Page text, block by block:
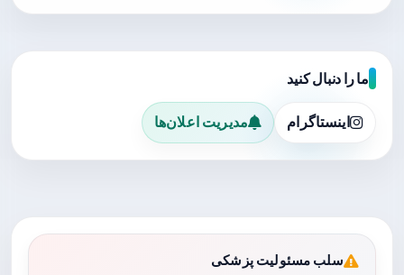
ما را دنبال کنید
اینستاگرام مدیریت اعلان‌ها
سلب مسئولیت پزشکی